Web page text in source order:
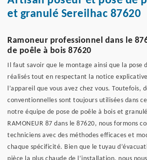
et granulé Sereilhac 87620
Ramoneur professionnel dans le
de poêle à bois 87620
Il faut savoir que le montage ainsi que la pose
réalisés tout en respectant la notice
l’appareil que vous avez chez vous. Toutefois,
conventionnelles sont toujours utilisées dans
notre équipe de pose de poêle à bois et
RAMONEUR 87 dans le 87620, nous formons
techniciens avec des méthodes efficaces et
chaque spécificité. Bien que le tuyau